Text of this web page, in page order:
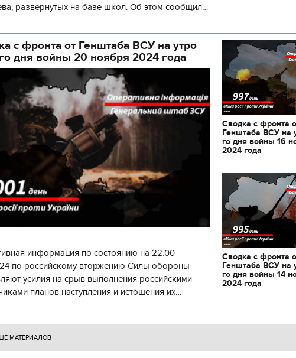
развернутых на базе школ. Об этом сообщил
а
с фронта от Генштаба ВСУ на утро
дня войны 20 ноября 2024 года
информация по состоянию на 22.00
по российскому вторжению Силы обороны
усилия на срыв выполнения российскими
планов наступления и истощения их
ст
Сводка с фронта
Генштаба ВСУ на
го дня войны 16
2024 года
Сводка с фронта
Генштаба ВСУ на
го дня войны 14
2024 года
МАТЕРИАЛОВ